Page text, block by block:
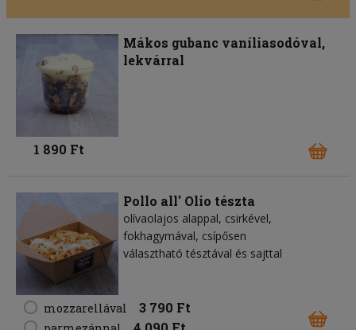
Mákos gubanc vaníliasodóval,
lekvárral
1 890 Ft
Pollo all' Olio tészta
olívaolajos alappal, csirkével,
fokhagymával, csípősen
választható tésztával és sajttal
mozzarellával 3 790 Ft